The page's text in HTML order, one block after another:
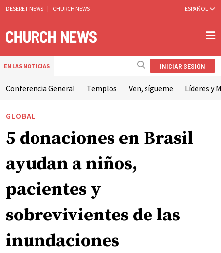
DESERET NEWS | CHURCH NEWS ESPAÑOL
EN LAS NOTICIAS INICIAR SESIÓN
Conferencia General Templos Ven, sígueme Líderes y
GLOBAL
5 donaciones en Brasil
ayudan a niños,
pacientes y
sobrevivientes de las
inundaciones